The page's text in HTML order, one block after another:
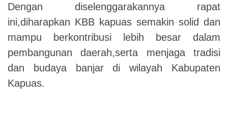
Dengan diselenggarakannya rapat
ini,diharapkan KBB kapuas semakin solid dan
mampu berkontribusi lebih besar dalam
pembangunan daerah,serta menjaga tradisi
dan budaya banjar di wilayah Kabupaten
Kapuas.